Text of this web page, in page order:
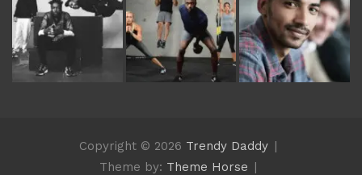
Copyright © 2026 Trendy Daddy
Theme by: Theme Horse